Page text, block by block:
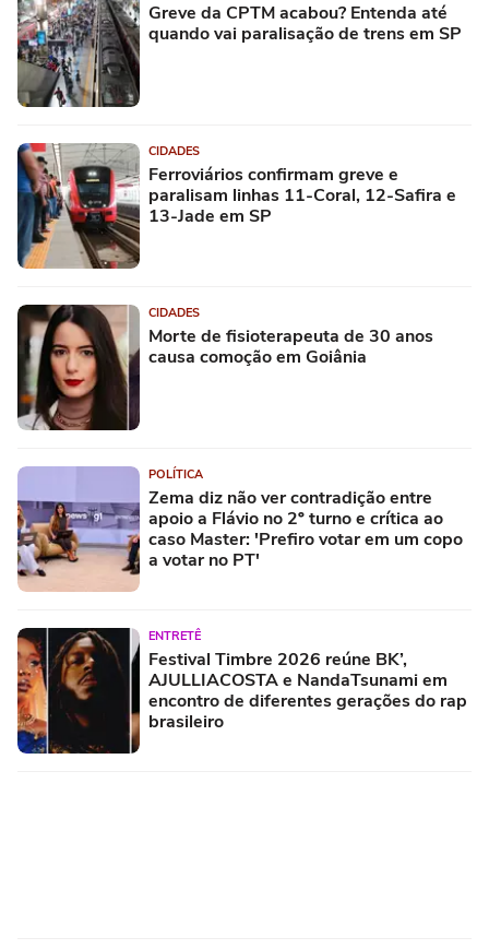
Greve da CPTM acabou? Entenda até
quando vai paralisação de trens em SP
CIDADES
Ferroviários confirmam greve e
paralisam linhas 11-Coral, 12-Safira e
13-Jade em SP
CIDADES
Morte de fisioterapeuta de 30 anos
causa comoção em Goiânia
POLÍTICA
Zema diz não ver contradição entre
apoio a Flávio no 2º turno e crítica ao
caso Master: 'Prefiro votar em um copo
a votar no PT'
ENTRETÊ
Festival Timbre 2026 reúne BK’,
AJULLIACOSTA e NandaTsunami em
encontro de diferentes gerações do rap
brasileiro